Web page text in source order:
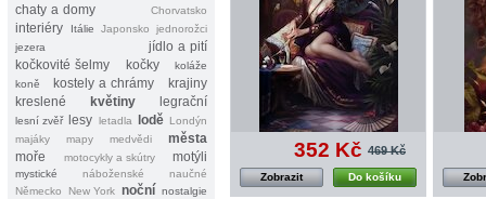
chaty a domy Chorvatsko
interiéry Itálie Japonsko
jednorožci
jezera
jídlo a pití
kočkovité šelmy
kočky
koláže
koně
kostely a chrámy
krajiny
kreslené
květiny legrační
lesní zvěř lesy letadla lodě Londýn
majáky
mapy medvědi
města
moře
motocykly a skútry motýli
mystické náboženské
naučné
Německo
New York noční nostalgie
352 Kč 469 Kč
Do košíku
Zobrazit